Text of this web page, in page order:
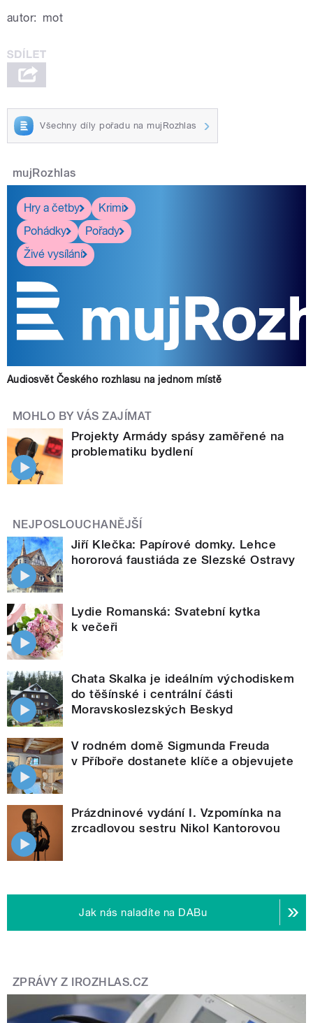
autor: mot
Všechny díly pořadu na mujRozhlas
mujRozhlas
Hry a četby
Krimi
Pohádky
Pořady
Živé vysílání
Audiosvět Českého rozhlasu na jednom místě
MOHLO BY VÁS ZAJÍMAT
Projekty Armády spásy zaměřené na
problematiku bydlení
NEJPOSLOUCHANĚJŠÍ
Jiří Klečka: Papírové domky. Lehce
hororová faustiáda ze Slezské Ostravy
Lydie Romanská: Svatební kytka
k večeři
Chata Skalka je ideálním východiskem
do těšínské i centrální části
Moravskoslezských Beskyd
V rodném domě Sigmunda Freuda
v Příboře dostanete klíče a objevujete
Prázdninové vydání I. Vzpomínka na
zrcadlovou sestru Nikol Kantorovou
Jak nás naladíte na DABu
ZPRÁVY Z IROZHLAS.CZ